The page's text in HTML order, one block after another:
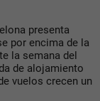
presenta
por encima de la
la semana del
de alojamiento
vuelos crecen un